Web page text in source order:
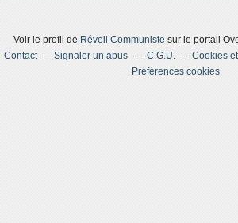
Voir le profil de Réveil Communiste sur le portail
Contact
Signaler un abus C.G.U.
Cookies
Préférences cookies